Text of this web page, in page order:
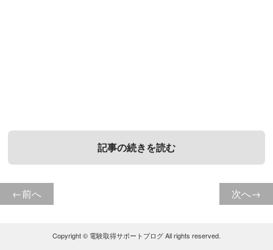
記事の続きを読む
1．電気設備とは？
3．電気主任技術者と電気工事士の違
5．電気設備の耐用年数に関するよく
前へ 次へ
Copyright © 電験取得サポートブログAll rights reserved.